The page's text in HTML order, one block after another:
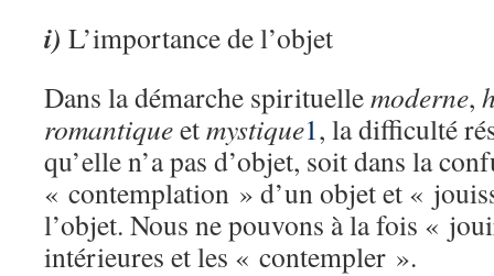
i) L’importance de l’objet
Dans la démarche spirituellemoderne,
romantiqueetmystique1, la difficulté
qu’elle n’a pas d’objet, soit dans la
« contemplation » d’un objet et «
l’objet. Nous ne pouvons à la fois «
intérieures et les « contempler ».